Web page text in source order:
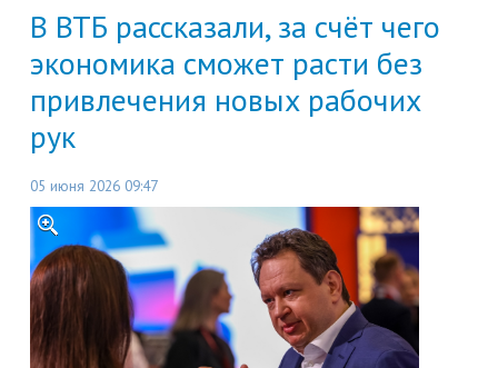
В ВТБ рассказали, за счёт чего
экономика сможет расти без
привлечения новых рабочих
рук
05 июня 2026 09:47